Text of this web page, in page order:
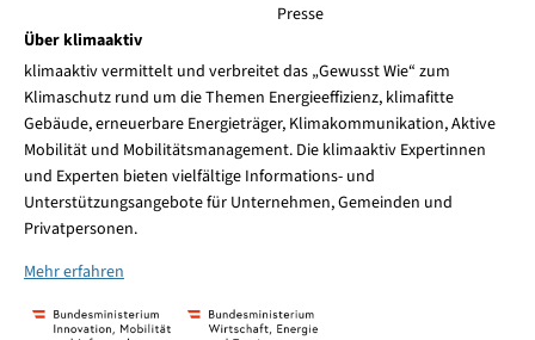
Presse
Über klimaaktiv
klimaaktiv vermittelt und verbreitet das „Gewusst Wie“ zum
Klimaschutz rund um die Themen Energieeffizienz, klimafitte
Gebäude, erneuerbare Energieträger, Klimakommunikation, Aktive
Mobilität und Mobilitätsmanagement. Die klimaaktiv Expertinnen
und Experten bieten vielfältige Informations- und
Unterstützungsangebote für Unternehmen, Gemeinden und
Privatpersonen.
Mehr erfahren